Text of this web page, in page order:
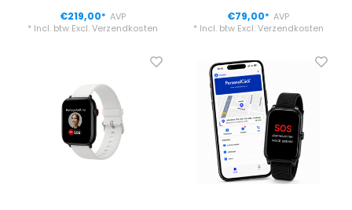
€219,00* AVP
* Incl. btw Excl.Verzendkosten
Gebruiksklaar -
Personenalarmering-
€79,00* AVP
* Incl. btw Excl.Verzendkosten